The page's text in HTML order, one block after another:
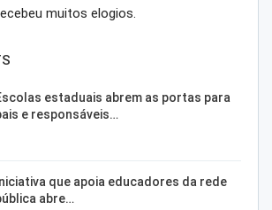
muitos elogios.
estaduais abrem as portas para
e responsáveis…
Iniciativa que apoia educadores da rede
abre…